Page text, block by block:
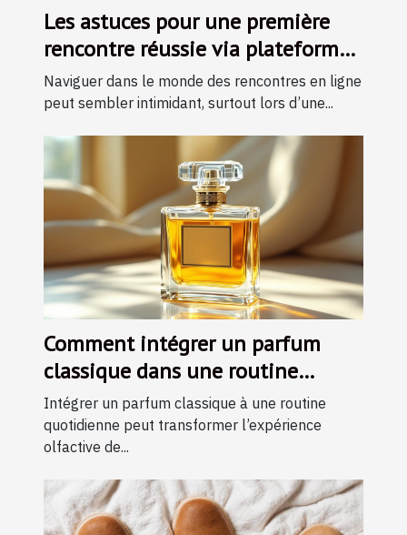
Les astuces pour une première
rencontre réussie via plateforme
en ligne
Naviguer dans le monde des rencontres en ligne
peut sembler intimidant, surtout lors d’une...
Comment intégrer un parfum
classique dans une routine
quotidienne ?
Intégrer un parfum classique à une routine
quotidienne peut transformer l’expérience
olfactive de...